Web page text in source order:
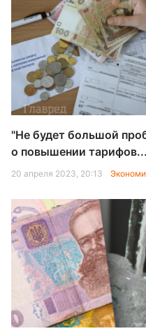
"Не будет большой
о повышении тарифов...
20 апреля 2023, 20:13